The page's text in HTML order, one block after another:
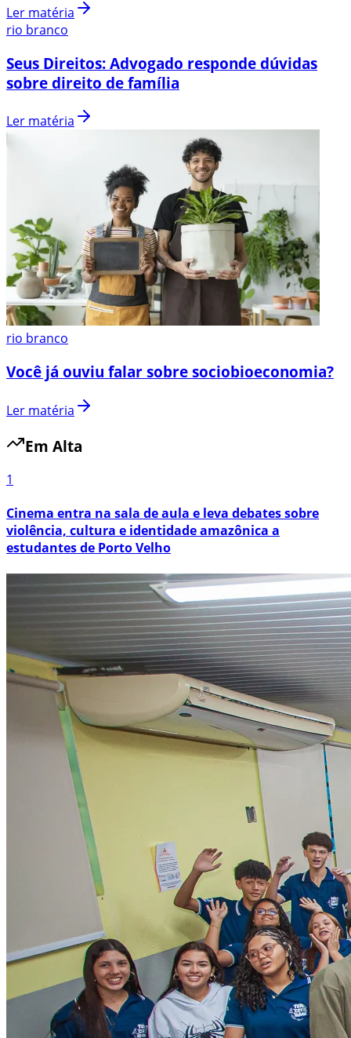
Ler matéria
rio branco
Seus Direitos: Advogado responde dúvidas
sobre direito de família
Ler matéria
rio branco
Você já ouviu falar sobre sociobioeconomia?
Ler matéria
Em Alta
1
Cinema entra na sala de aula e leva debates sobre
violência, cultura e identidade amazônica a
estudantes de Porto Velho